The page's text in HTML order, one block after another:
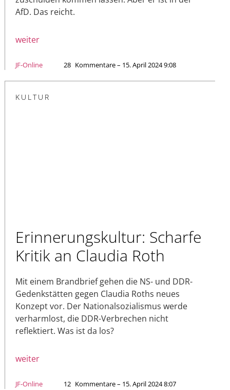
AfD. Das reicht.
weiter
JF-Online 28 Kommentare – 15. April 2024 9:08
KULTUR
Erinnerungskultur: Scharfe
Kritik an Claudia Roth
Mit einem Brandbrief gehen die NS- und DDR-
Gedenkstätten gegen Claudia Roths neues
Konzept vor. Der Nationalsozialismus werde
verharmlost, die DDR-Verbrechen nicht
reflektiert. Was ist da los?
weiter
JF-Online 12 Kommentare – 15. April 2024 8:07